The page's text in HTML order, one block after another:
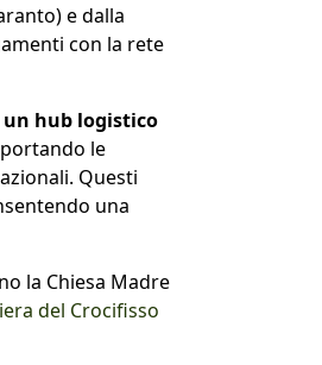
e dalla
con la rete
un hub logistico
le
Questi
una
la Chiesa Madre
del Crocifisso